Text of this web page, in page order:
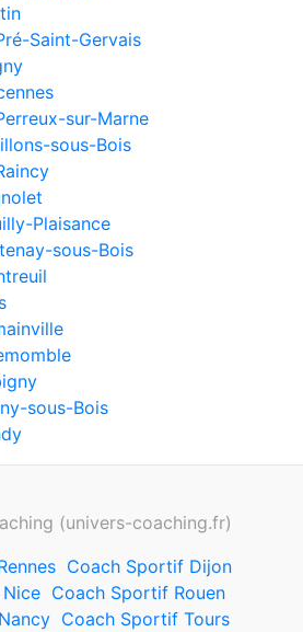
Saint-Gervais
sur-Marne
sous-Bois
Plaisance
sous-Bois
sous-Bois
(univers-coaching.fr)
Coach Sportif Dijon
Coach Sportif Rouen
Coach Sportif Tours